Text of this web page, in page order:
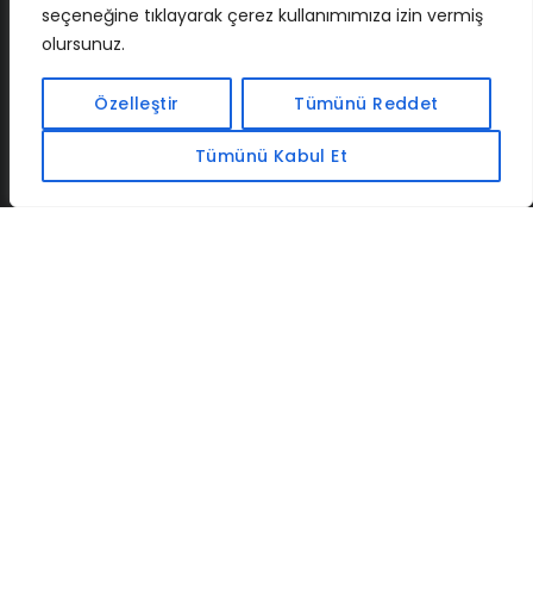
seçeneğine tıklayarak çerez kullanımımıza izin vermiş
olursunuz.
Özelleştir Tümünü Reddet
Tümünü Kabul Et
İLETIŞIM BAF CADSOFTUSA MAXIMUMPCGUIDES